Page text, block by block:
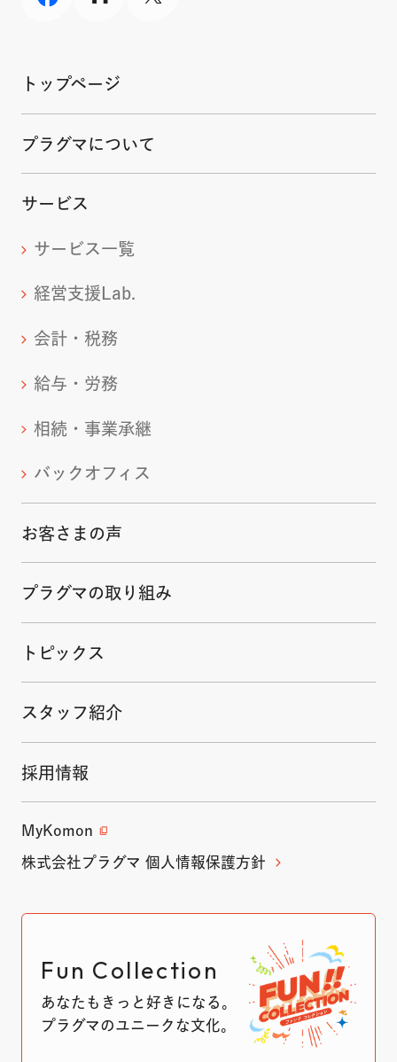
トップページ
プラグマについて
サービス
サービス一覧
経営支援Lab.
会計・税務
給与・労務
相続・事業承継
バックオフィス
お客さまの声
プラグマの取り組み
トピックス
スタッフ紹介
採用情報
MyKomon
株式会社プラグマ 個人情報保護方針
Fun Collection
あなたもきっと好きになる。
プラグマのユニークな文化。